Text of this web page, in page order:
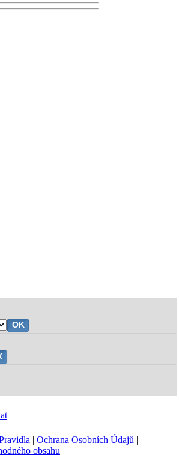
| Ochrana Osobních Údajů |
obsahu